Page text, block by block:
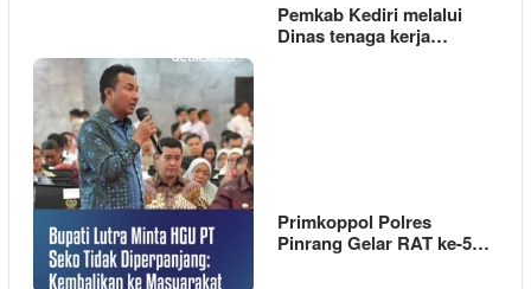
Pemkab Kediri melalui
Dinas tenaga kerja…
Primkoppol Polres
Pinrang Gelar RAT ke-5…